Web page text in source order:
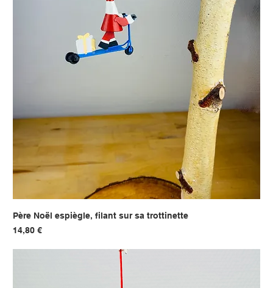
Père Noël espiègle, filant sur sa trottinette
Prix
14,80 €